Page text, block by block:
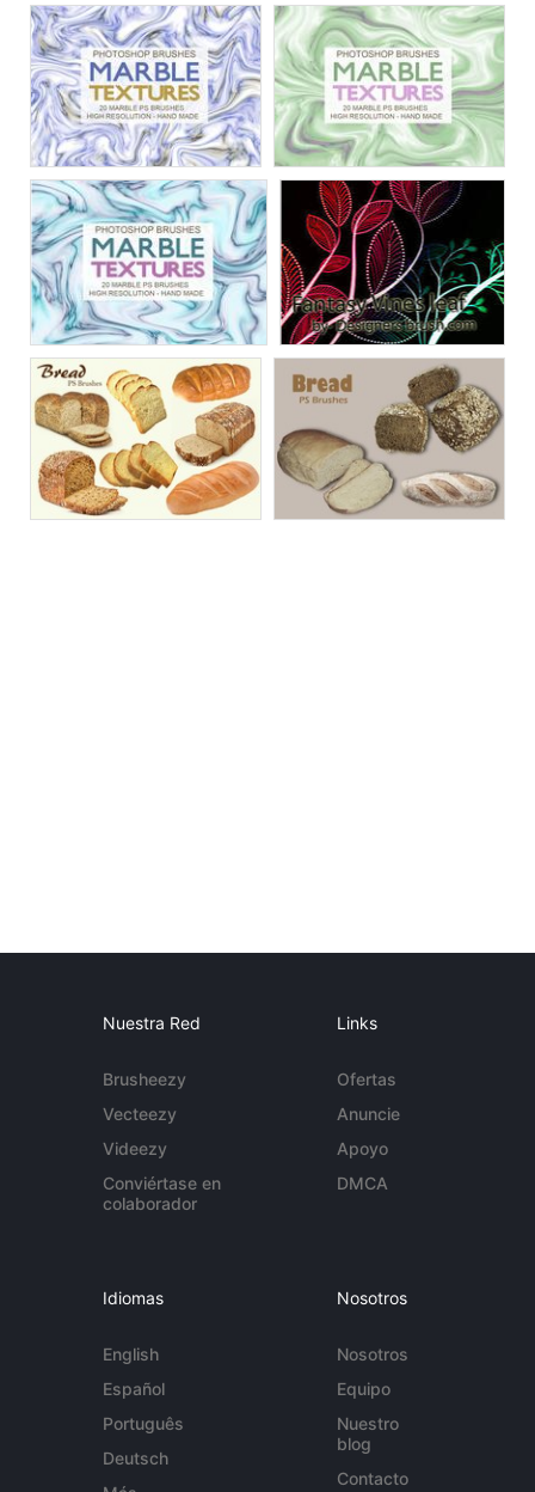
Nuestra Red
Brusheezy
Vecteezy
Videezy
Conviértase en
colaborador
Links
Ofertas
Anuncie
Apoyo
DMCA
Idiomas
English
Español
Português
Deutsch
Nosotros
Nosotros
Equipo
Nuestro
blog
Contacto